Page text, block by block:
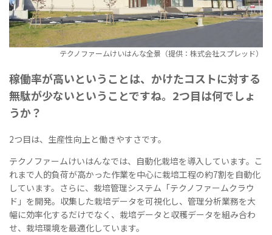
テクノファームけいはんな全景（提供：株式会社スプレッド）
稼働率が高いということは、かけたコストに対する
無駄が少ないということですね。2つ目は何でしょ
うか？
2つ目は、生産性向上と働きやすさです。
テクノファームけいはんなでは、自動化栽培を導入しています。こ
れまで人的負荷が高かった作業を中心に栽培工程の約7割を自動化
しています。さらに、栽培管理システム「テクノファームクラウ
ド」を開発。収集した栽培データを可視化し、管理分析業務を大
幅に効率化するだけでなく、栽培データと収穫データを組み合わ
せ、栽培環境を最適化しています。